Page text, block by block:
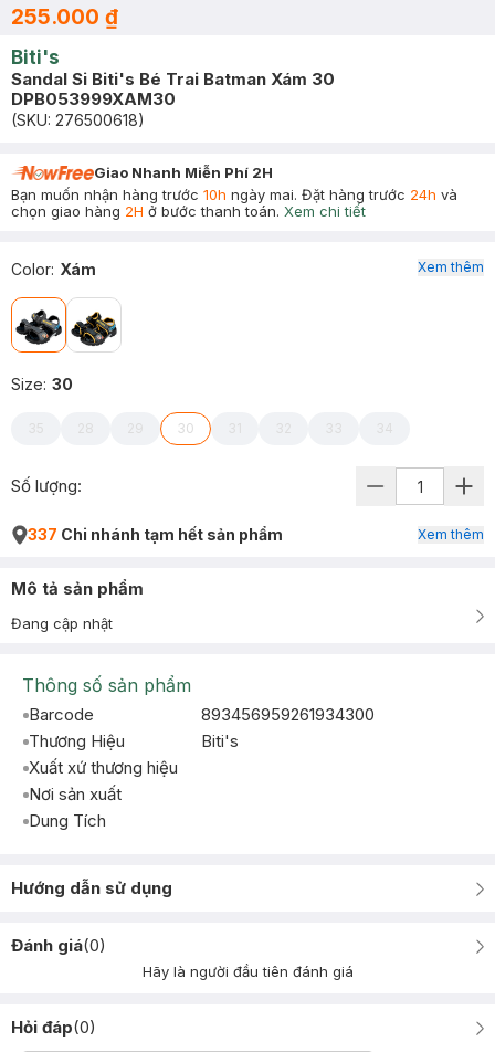
255.000 ₫
Biti's
Sandal Si Biti's Bé Trai Batman Xám 30
DPB053999XAM30
(SKU: 276500618)
Giao Nhanh Miễn Phí 2H
Bạn muốn nhận hàng trước 10h ngày mai. Đặt hàng trước 24h và
chọn giao hàng 2H ở bước thanh toán. Xem chi tiết
Color: Xám
Size: 30
35 28 29 30 31 32 33 34
Xem thêm
Số lượng:
337 Chi nhánh tạm hết sản phẩm Xem thêm
Mô tả sản phẩm
Đang cập nhật
Thông số sản phẩm
Barcode
893456959261934300
Thương Hiệu
Biti's
Xuất xứ thương hiệu
Nơi sản xuất
Dung Tích
Hướng dẫn sử dụng
Đánh giá(0)
Hãy là người đầu tiên đánh giá
Hỏi đáp(0)